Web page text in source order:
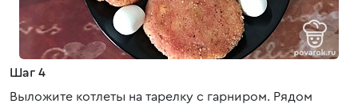
Шаг 4
Выложите котлеты на тарелку с гарниром. Рядом